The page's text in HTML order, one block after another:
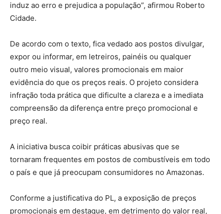
induz ao erro e prejudica a população”, afirmou Roberto
Cidade.
De acordo com o texto, fica vedado aos postos divulgar,
expor ou informar, em letreiros, painéis ou qualquer
outro meio visual, valores promocionais em maior
evidência do que os preços reais. O projeto considera
infração toda prática que dificulte a clareza e a imediata
compreensão da diferença entre preço promocional e
preço real.
A iniciativa busca coibir práticas abusivas que se
tornaram frequentes em postos de combustíveis em todo
o país e que já preocupam consumidores no Amazonas.
Conforme a justificativa do PL, a exposição de preços
promocionais em destaque, em detrimento do valor real,